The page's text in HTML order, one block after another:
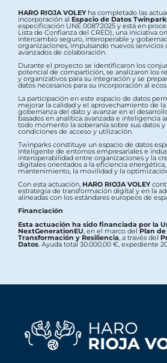
HARO RIOJA VOLEYha completado las
incorporación al Espacio de Datos
especificación UNE 0087:2025 y está en
Lista de Confianza del CRED), una iniciativa
intercambio seguro, interoperable y
organizaciones, impulsando nuevos
avanzados de colaboración.
Durante el proyecto se identificaron los
potencial de compartición, se analizaron los
y organizativos para su integración y se
datos necesarios para su incorporación al
La participación en este espacio de datos
mejorar la calidad y el aprovechamiento de
gobernanza del dato y avanzar en el
basados en analítica avanzada e inteligencia
todo momento la soberanía sobre sus datos
condiciones de acceso y utilización.
Twinparks constituye un espacio de datos
inteligente de entornos empresariales e
interoperabilidad entre organizaciones y la
digitales orientados a la eficiencia
mantenimiento, la movilidad y la
Con esta actuación, HARO RIOJA VOLEY
estrategia de transformación digital y en la
alineadas con los estándares europeos de
Financiación
Esta actuación ha sido financiada por la
NextGenerationEU , en el marco delPlan
Transformación y Resiliencia , a través del
Datos . Ayuda total 30.000,00 €, expediente